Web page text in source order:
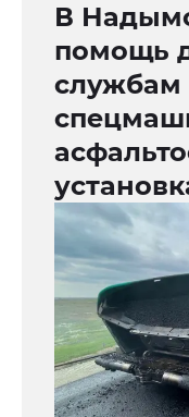
В
помощь
службам